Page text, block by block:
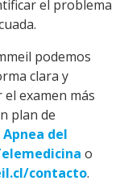
el problema
podemos
clara y
examen más
plan de
Apnea del
o
contacto.